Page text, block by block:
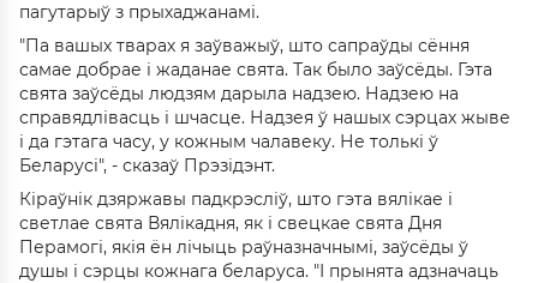
пагутарыў з прыхаджанамі.
"Па вашых тварах я заўважыў, што сапраўды сёння
самае добрае і жаданае свята. Так было заўсёды. Гэта
свята заўсёды людзям дарыла надзею. Надзею на
справядлівасць і шчасце. Надзея ў нашых сэрцах жыве
і да гэтага часу, у кожным чалавеку. Не толькі ў
Беларусі", - сказаў Прэзідэнт.
Кіраўнік дзяржавы падкрэсліў, што гэта вялікае і
светлае свята Вялікадня, як і свецкае свята Дня
Перамогі, якія ён лічыць раўназначнымі, заўсёды ў
душы і сэрцы кожнага беларуса. "І прынята адзначаць